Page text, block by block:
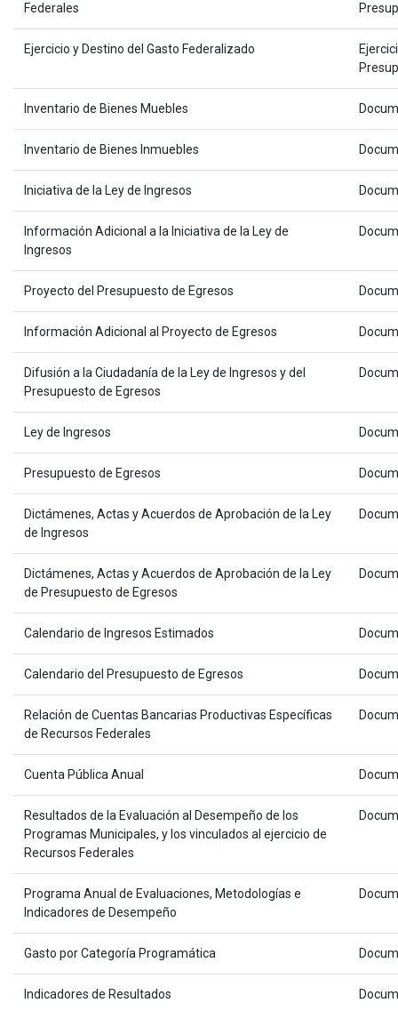
Federales
Ejercicio y Destino del Gasto Federalizado
Inventario de Bienes Muebles
Inventario de Bienes Inmuebles
Iniciativa de la Ley de Ingresos
Información Adicional a la Iniciativa de la Ley de
Ingresos
Proyecto del Presupuesto de Egresos
Información Adicional al Proyecto de Egresos
Difusión a la Ciudadanía de la Ley de Ingresos y del
Presupuesto de Egresos
Ley de Ingresos
Presupuesto de Egresos
Dictámenes, Actas y Acuerdos de Aprobación de la Ley
de Ingresos
Dictámenes, Actas y Acuerdos de Aprobación de la Ley
de Presupuesto de Egresos
Calendario de Ingresos Estimados
Calendario del Presupuesto de Egresos
Relación de Cuentas Bancarias Productivas Específicas
de Recursos Federales
Cuenta Pública Anual
Resultados de la Evaluación al Desempeño de los
Programas Municipales, y los vinculados al ejercicio de
Recursos Federales
Programa Anual de Evaluaciones, Metodologías e
Indicadores de Desempeño
Gasto por Categoría Programática
Indicadores de Resultados